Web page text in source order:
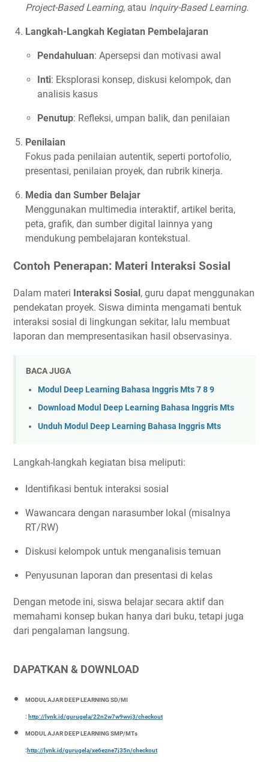
Project-Based Learning, atau Inquiry-Based Learning.
Langkah-Langkah Kegiatan Pembelajaran
Pendahuluan: Apersepsi dan motivasi awal
Inti: Eksplorasi konsep, diskusi kelompok, dan
analisis kasus
Penutup: Refleksi, umpan balik, dan penilaian
Penilaian
Fokus pada penilaian autentik, seperti portofolio,
presentasi, penilaian proyek, dan rubrik kinerja.
Media dan Sumber Belajar
Menggunakan multimedia interaktif, artikel berita,
peta, grafik, dan sumber digital lainnya yang
mendukung pembelajaran kontekstual.
Contoh Penerapan: Materi Interaksi Sosial
Dalam materi Interaksi Sosial, guru dapat menggunakan
pendekatan proyek. Siswa diminta mengamati bentuk
interaksi sosial di lingkungan sekitar, lalu membuat
laporan dan mempresentasikan hasil observasinya.
BACA JUGA
Modul Deep Learning Bahasa Inggris Mts 7 8 9
Download Modul Deep Learning Bahasa Inggris Mts
Unduh Modul Deep Learning Bahasa Inggris Mts
Langkah-langkah kegiatan bisa meliputi:
Identifikasi bentuk interaksi sosial
Wawancara dengan narasumber lokal (misalnya
RT/RW)
Diskusi kelompok untuk menganalisis temuan
Penyusunan laporan dan presentasi di kelas
Dengan metode ini, siswa belajar secara aktif dan
memahami konsep bukan hanya dari buku, tetapi juga
dari pengalaman langsung.
DAPATKAN & DOWNLOAD
MODUL AJAR DEEP LEARNING SD/MI
: http://lynk.id/gurugela/22n2w7w9wvj3/checkout
MODUL AJAR DEEP LEARNING SMP/MTs
: http://lynk.id/gurugela/xe6ezne7j35n/checkout